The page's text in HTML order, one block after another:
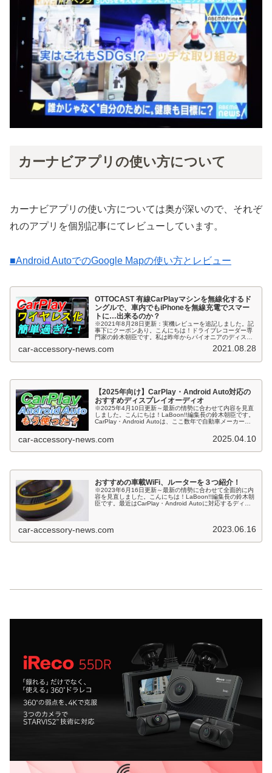
カーナビアプリの使い方について
カーナビアプリの使い方については奥が深いので、それぞ
れのアプリを個別記事にてレビューしています。
■Android AutoでのGoogle Mapの使い方とレビュー
OTTOCAST 有線CarPlayマシンを無線化するド
ングルで、車内でもiPhoneを無線充電でスマー
トに…出来るのか？
※2021年8月28日更新：実機レビューを追記しました。記
事下にクーポンあり。こんにちは！ドライブレコーダー専
門家の鈴木朝臣です。私は昨年からパイオニアのディスプ
iPhone SEを...
car-accessory-news.com 2021.08.28
【2025年向け】CarPlay・Android Auto対応の
おすすめディスプレイオーディオ
※2025年4月10日更新～最新の情勢に合わせて内容を見直
しました。こんにちは！LaBoon!!編集長の鈴木朝臣です。
CarPlay・Android Autoは、ここ数年で自動車メーカーの
car-accessory-news.com 2025.04.10
おすすめの車載WiFi、ルーターを３つ紹介！
※2023年6月16日更新～最新の情勢に合わせて全面的に内
容を見直しました。こんにちは！LaBoon!!編集長の鈴木朝
臣です。最近はCarPlay・Android Autoに対応するディス
car-accessory-news.com 2023.06.16